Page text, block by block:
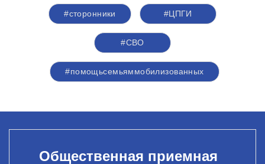
#сторонники #ЦПГИ
#СВО
#помощьсемьяммобилизованных
Общественная приемная